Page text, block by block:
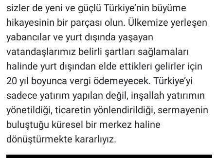
sizler de yeni ve güçlü Türkiye’nin büyüme
hikayesinin bir parçası olun. Ülkemize yerleşen
yabancılar ve yurt dışında yaşayan
vatandaşlarımız belirli şartları sağlamaları
halinde yurt dışından elde ettikleri gelirler için
20 yıl boyunca vergi ödemeyecek. Türkiye’yi
sadece yatırım yapılan değil, inşallah yatırımın
yönetildiği, ticaretin yönlendirildiği, sermayenin
buluştuğu küresel bir merkez haline
dönüştürmekte kararlıyız.